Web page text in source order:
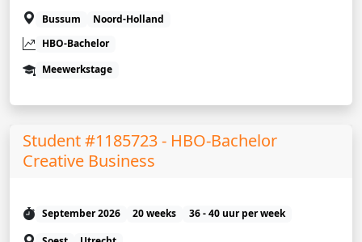
Bussum
Noord-Holland
HBO-Bachelor
Meewerkstage
Student #1185723 - HBO-Bachelor
Creative Business
September 2026 20 weeks
36 - 40 uur per week